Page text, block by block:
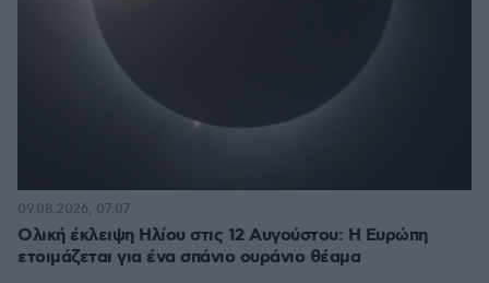
Ολική έκλειψη Ηλίου στις 12 Αυγούστου: Η Ευρώπη
ετοιμάζεται για ένα σπάνιο ουράνιο θέαμα
09.08.2026, 07:07